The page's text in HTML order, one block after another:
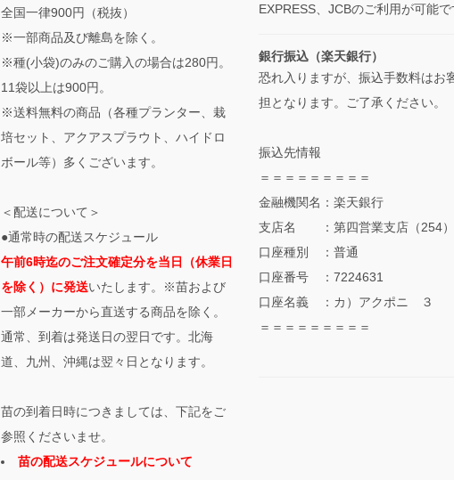
全国一律900円（税抜）
※一部商品及び離島を除く。
※種(小袋)のみのご購入の場合は280円。
11袋以上は900円。
※送料無料の商品（各種プランター、栽
培セット、アクアスプラウト、ハイドロ
ボール等）多くございます。
＜配送について＞
●通常時の配送スケジュール
午前6時迄のご注文確定分を当日（休業日
を除く）に発送いたします。※苗および
一部メーカーから直送する商品を除く。
通常、到着は発送日の翌日です。北海
道、九州、沖縄は翌々日となります。
苗の到着日時につきましては、下記をご
参照くださいませ。
苗の配送スケジュールについて
EXPRESS、JCBのご利用が可能
銀行振込（楽天銀行）
恐れ入りますが、振込手数料はお
担となります。ご了承ください。
振込先情報
＝＝＝＝＝＝＝＝＝
金融機関名：楽天銀行
支店名 ：第四営業支店（254）
口座種別 ：普通
口座番号 ：7224631
口座名義 ：カ）アクポニ ３
＝＝＝＝＝＝＝＝＝